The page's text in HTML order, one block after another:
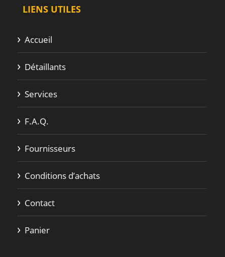
LIENS UTILES
Accueil
Détaillants
Services
F.A.Q.
Fournisseurs
Conditions d’achats
Contact
Panier